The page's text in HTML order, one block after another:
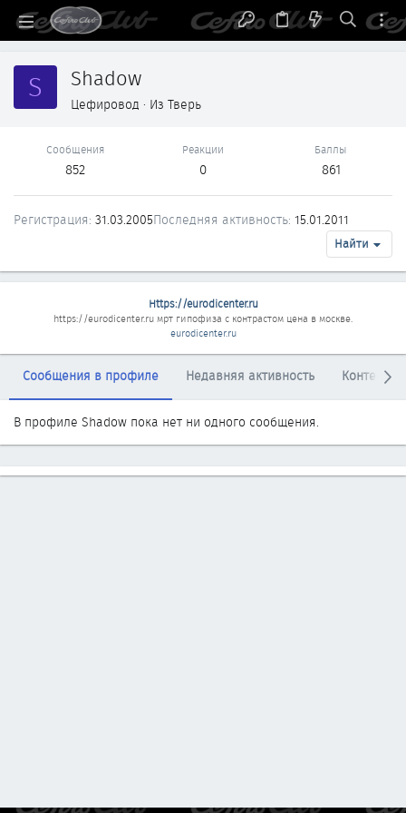
S Shadow
Цефировод · Из Тверь
Сообщения
852
Реакции
0
Баллы
861
Регистрация 31.03.2005Последняя активность 15.01.2011
Найти
Https://eurodicenter.ru
https://eurodicenter.ruмрт гипофиза с контрастом цена в москве.
eurodicenter.ru
Сообщения в профиле Недавняя активность Контент
В профиле Shadow пока нет ни одного сообщения.